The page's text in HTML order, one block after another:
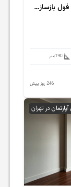
فروش‌ آپارتمان 180 متر فرمانیه فول بازسازی مدرن
190متر
246 روز پیش
در تهران